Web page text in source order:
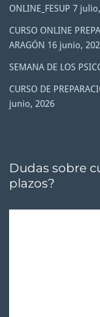
ONLINE_FESUP 7
CURSO ONLINE
ARAGÓN 16 junio,
SEMANA DE LOS
CURSO DE
junio, 2026
Dudas sobre
plazos?